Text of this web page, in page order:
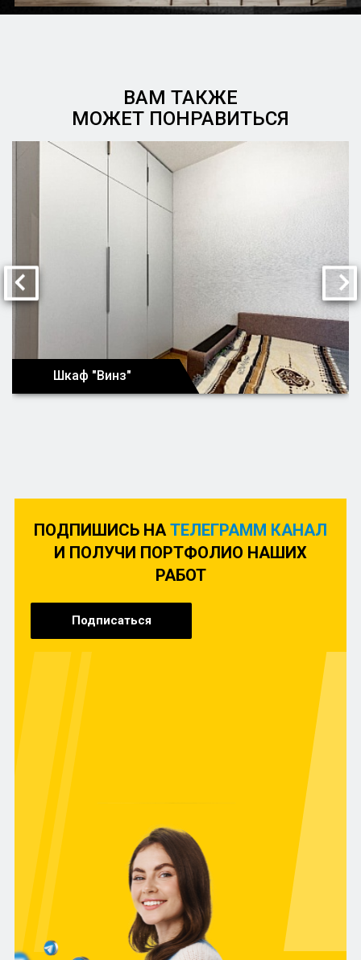
ВАМ ТАКЖЕ
МОЖЕТ ПОНРАВИТЬСЯ
Шкаф "Винз"
ПОДПИШИСЬ НАТЕЛЕГРАММ КАНАЛ
И ПОЛУЧИ ПОРТФОЛИО НАШИХ
РАБОТ
Подписаться